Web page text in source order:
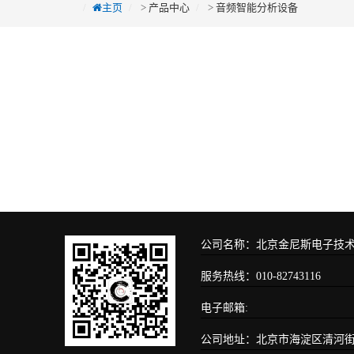
主页 > 产品中心 > 音频智能分析设备
公司名称：北京金尼斯电子技
服务热线：010-82743116
电子邮箱:
公司地址：北京市海淀区清河